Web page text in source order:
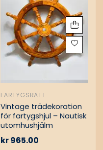
FARTYGSRATT
Vintage trädekoration
för fartygshjul – Nautisk
utomhushjälm
kr965.00